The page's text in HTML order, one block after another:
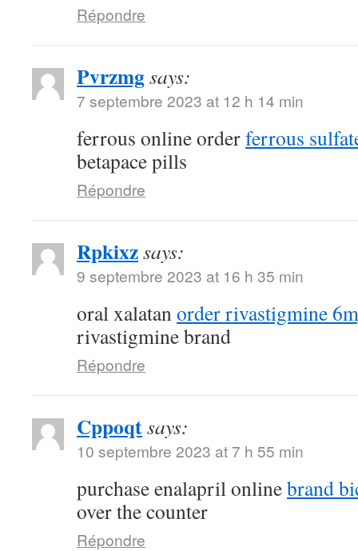
Répondre
Pvrzmgsays:
7 septembre 2023 at 12 h 14 min
ferrous online orderferrous
betapace pills
Répondre
Rpkixzsays:
9 septembre 2023 at 16 h 35 min
oral xalatanorder rivastigmine
rivastigmine brand
Répondre
Cppoqtsays:
10 septembre 2023 at 7 h 55 min
purchase enalapril onlinebrand
over the counter
Répondre